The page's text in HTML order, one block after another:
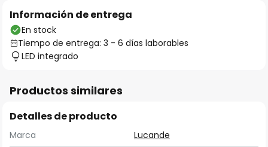
Información de entrega
En stock
Tiempo de entrega: 3 - 6 días laborables
LED integrado
Productos similares
Detalles de producto
Marca
Lucande